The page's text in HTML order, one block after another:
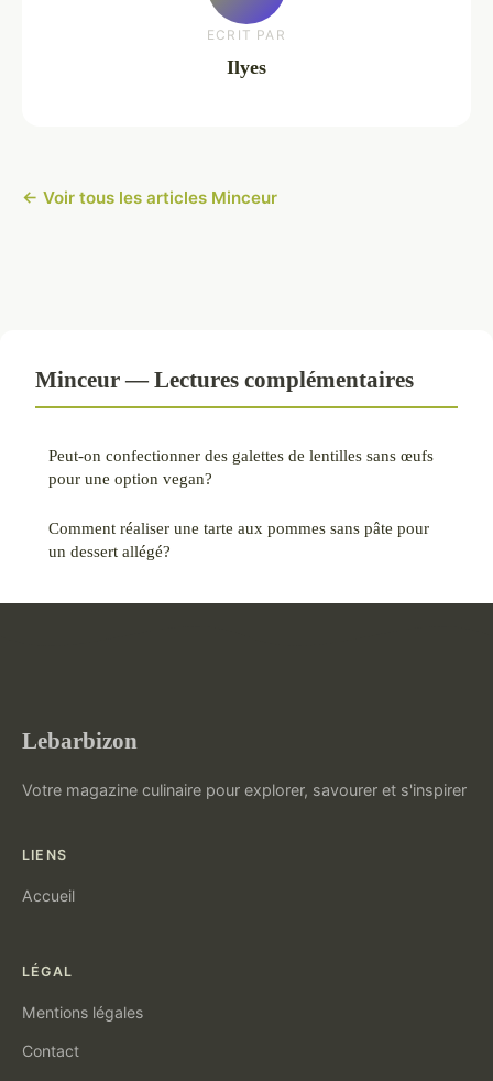
ECRIT PAR
Ilyes
← Voir tous les articles Minceur
Minceur — Lectures complémentaires
Peut-on confectionner des galettes de lentilles sans œufs
pour une option vegan?
Comment réaliser une tarte aux pommes sans pâte pour
un dessert allégé?
Lebarbizon
Votre magazine culinaire pour explorer, savourer et s'inspirer
LIENS
Accueil
LÉGAL
Mentions légales
Contact